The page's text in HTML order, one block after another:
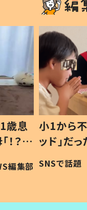
フテ
食”を
編集部
ひ孫にデ
が、抱っ
「涙が出
い」